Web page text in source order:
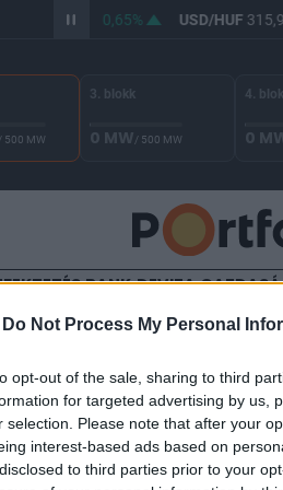
Do Not Process My Personal
opt-out of the sale, sharing to third
for targeted advertising by us,
selection. Please note that after your
interest-based ads based on
to third parties prior to your
364,10 0,65% USD/HUF 315,99
/ 500 MW
3. blokk
0 MW/ 500 MW
4.
0
BANK DEVIZA
a